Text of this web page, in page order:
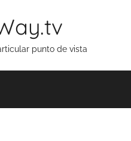
punto de vista